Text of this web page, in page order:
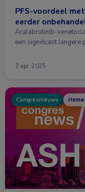
PFS-voordeel
eerder
Acalabrutinib-
een significant
3 apr. 2025
Congresnieuws